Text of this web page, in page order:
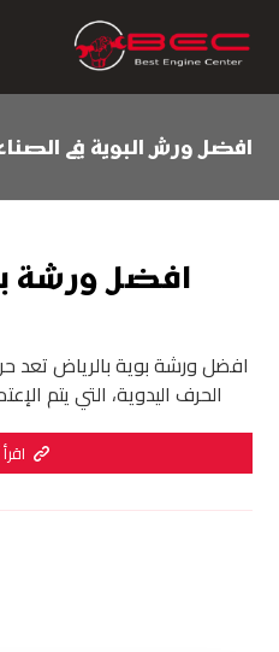
افضل ورش البوية في
افضل ورشة
افضل ورشة بوية بالرياض تعد
الحرف اليدوية، التي يتم